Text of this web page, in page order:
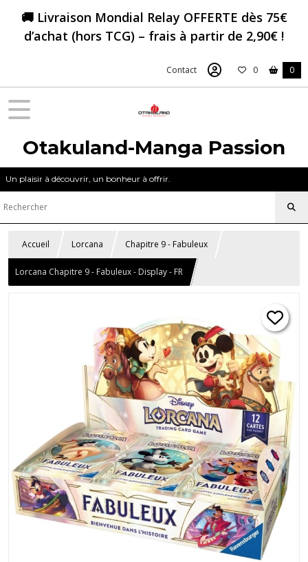
🚚 Livraison Mondial Relay OFFERTE dès 75€
d’achat (hors TCG) – frais à partir de 2,90€ !
Contact 0 0
Otakuland-Manga Passion
Un plaisir à découvrir, un bonheur à offrir.
Accueil Lorcana Chapitre 9 - Fabuleux
Lorcana Chapitre 9 - Fabuleux - Display - FR